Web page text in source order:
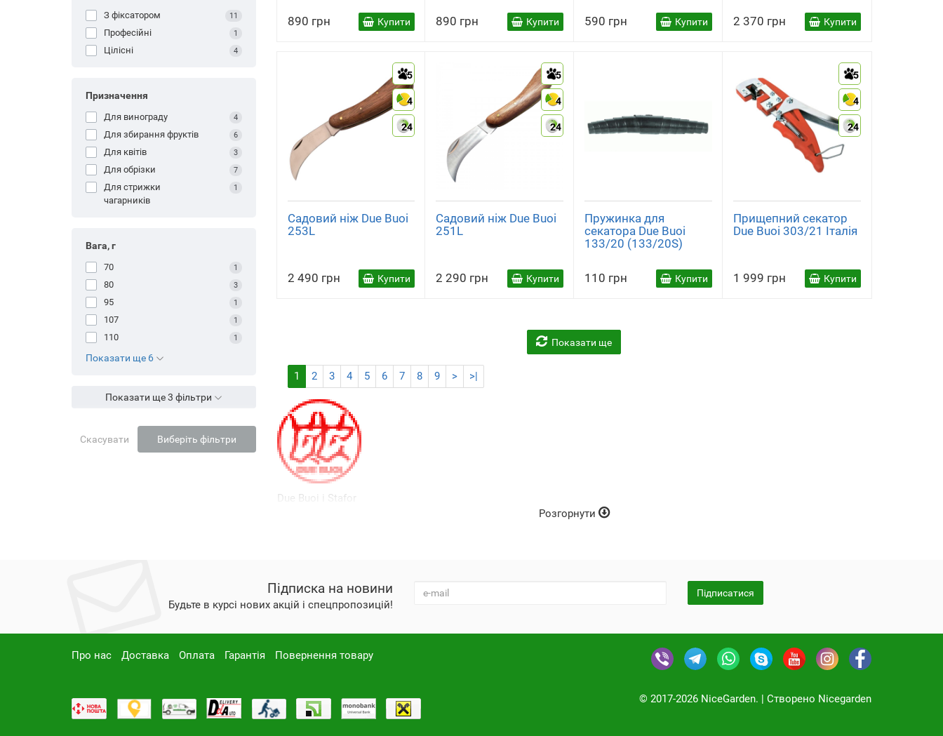
З фіксатором 11
Професійні 1
Цілісні 4
Призначення
Для винограду 4
Для збирання фруктів 6
Для квітів 3
Для обрізки 7
Для стрижки
чагарників
1
Вага, г
70 1
80 3
95 1
107 1
110 1
Показати ще 6
Показати ще 3 фільтри
Скасувати Виберіть фільтри
890 грн Купити 890 грн Купити 590 грн Купити 2 370 грн Купити
5
4
24
Садовий ніж Due Buoi
253L
2 490 грн Купити
5
4
24
Садовий ніж Due Buoi
251L
2 290 грн Купити
Пружинка для
секатора Due Buoi
133/20 (133/20S)
110 грн Купити
5
4
24
Прищепний секатор
Due Buoi 303/21 Італія
1 999 грн Купити
Показати ще
1 2 3 4 5 6 7 8 9 > >|
Due Buoi і Stafor
Розгорнути
Підписка на новини
Будьте в курсі нових акцій і спецпропозицій!
Підписатися
Про нас Доставка Оплата Гарантія Повернення товару
© 2017-2026 NiceGarden. | Cтворено Nicegarden